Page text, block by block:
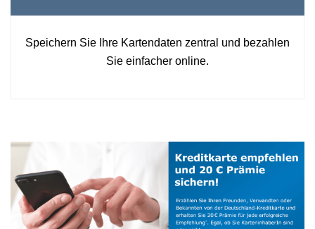
Speichern Sie Ihre Kartendaten zentral und bezahlen
Sie einfacher online.